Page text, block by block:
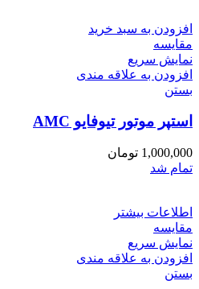
افزودن به سبد خرید
مقایسه
نمایش سریع
افزودن به علاقه مندی
بستن
استپر موتور تیوفایو AMC
1,000,000 تومان
تمام شد
اطلاعات بیشتر
مقایسه
نمایش سریع
افزودن به علاقه مندی
بستن